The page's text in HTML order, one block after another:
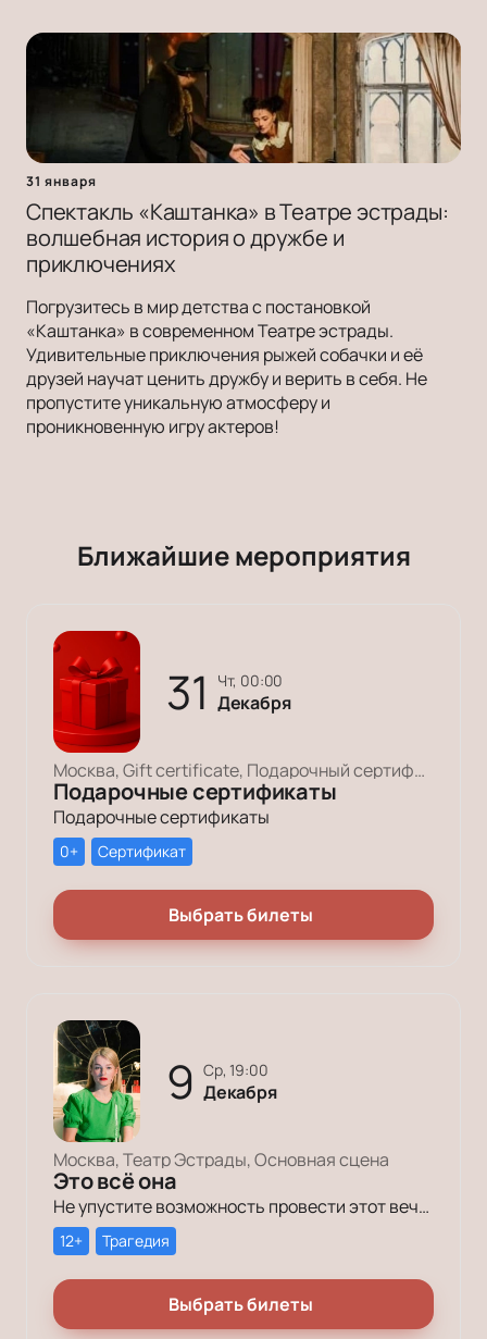
31 января
Спектакль «Каштанка» в Театре эстрады:
волшебная история о дружбе и
приключениях
Погрузитесь в мир детства с постановкой
«Каштанка» в современном Театре эстрады.
Удивительные приключения рыжей собачки и её
друзей научат ценить дружбу и верить в себя. Не
пропустите уникальную атмосферу и
проникновенную игру актеров!
Ближайшие мероприятия
31 чт, 00:00
Декабря
Москва, Gift certificate, Подарочный сертификат
Подарочные сертификаты
Подарочные сертификаты
0+ Сертификат
Выбрать билеты
9 ср, 19:00
Декабря
Москва, Театр Эстрады, Основная сцена
Это всё она
Не упустите возможность провести этот вечер в компании героев постановки «Это всё она»!
12+ Трагедия
Выбрать билеты